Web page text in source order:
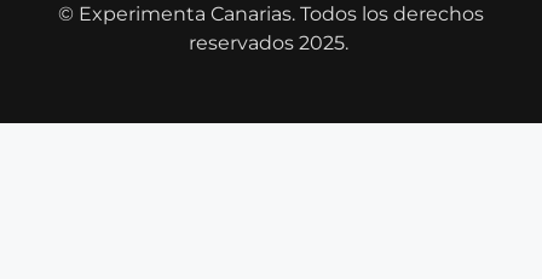
© Experimenta Canarias. Todos los derechos
reservados 2025.